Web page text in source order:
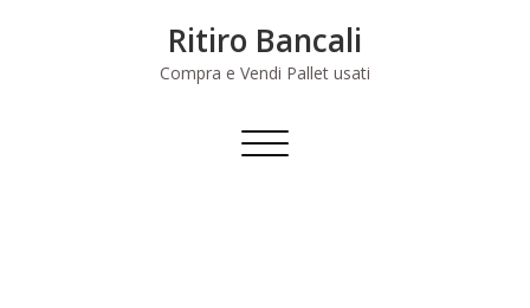
Ritiro Bancali
Compra e Vendi Pallet usati
Commuta